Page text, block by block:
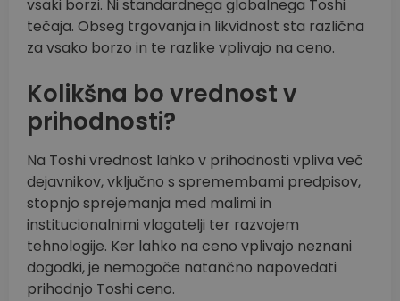
vsaki borzi. Ni standardnega globalnega Toshi
tečaja. Obseg trgovanja in likvidnost sta različna
za vsako borzo in te razlike vplivajo na ceno.
Kolikšna bo vrednost v
prihodnosti?
Na Toshi vrednost lahko v prihodnosti vpliva več
dejavnikov, vključno s spremembami predpisov,
stopnjo sprejemanja med malimi in
institucionalnimi vlagatelji ter razvojem
tehnologije. Ker lahko na ceno vplivajo neznani
dogodki, je nemogoče natančno napovedati
prihodnjo Toshi ceno.